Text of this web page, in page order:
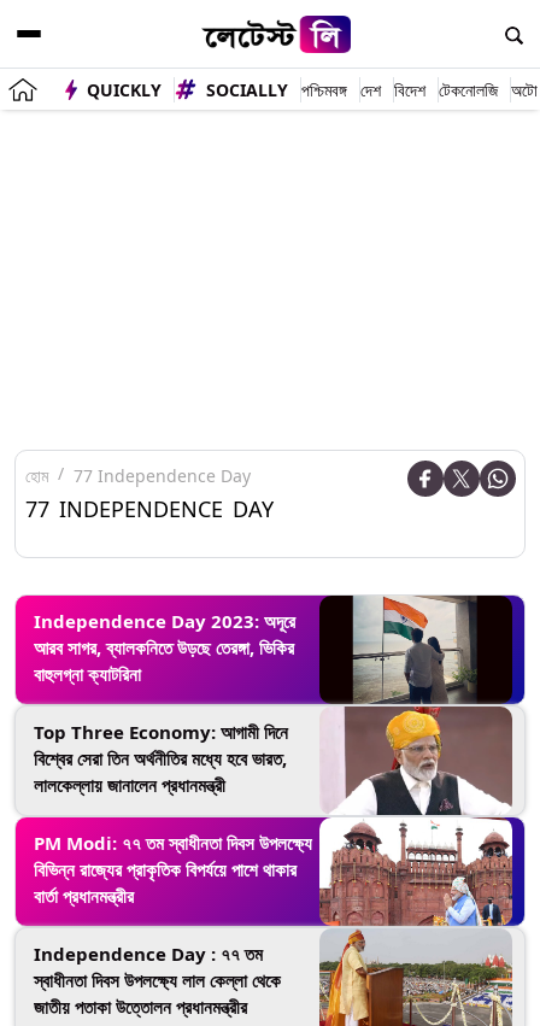
QUICKLY SOCIALLY পশ্চিমবঙ্গ দেশ বিদেশ টেকনোলজি অটো
হোম 77 Independence Day
77 INDEPENDENCE DAY
Independence Day 2023: অদূরে
আরব সাগর, ব্যালকনিতে উড়ছে তেরঙ্গা, ভিকির
বাহুলগ্না ক্যাটরিনা
Top Three Economy: আগামী দিনে
বিশ্বের সেরা তিন অর্থনীতির মধ্যে হবে ভারত,
লালকেল্লায় জানালেন প্রধানমন্ত্রী
PM Modi: ৭৭ তম স্বাধীনতা দিবস উপলক্ষ্যে
বিভিন্ন রাজ্যের প্রাকৃতিক বিপর্যয়ে পাশে থাকার
বার্তা প্রধানমন্ত্রীর
Independence Day : ৭৭ তম
স্বাধীনতা দিবস উপলক্ষ্যে লাল কেল্লা থেকে
জাতীয় পতাকা উত্তোলন প্রধানমন্ত্রীর